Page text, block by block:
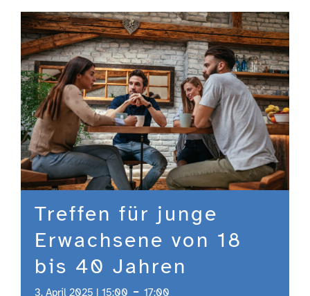
Engagement
Aktuelles
Jobs
Information
KontaktTreffen für junge
Erwachsene von 18
bis 40 Jahren
3. April 2025 | 15:00 - 17:00